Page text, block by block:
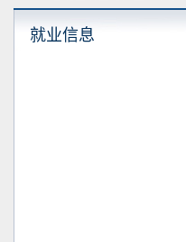
就业信息